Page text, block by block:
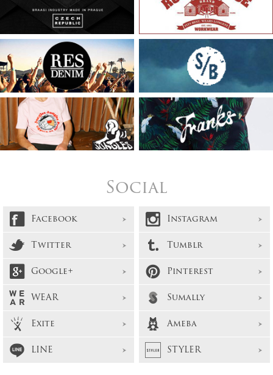
Social
Facebook
Instagram
Twitter
Tumblr
Google+
Pinterest
WEAR
Sumally
Exite
Ameba
LINE
STYLER